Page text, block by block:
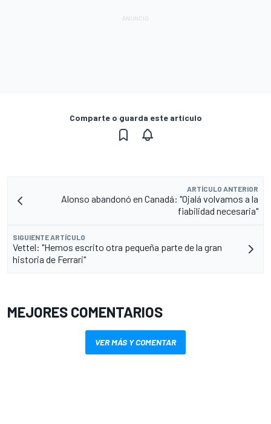
Comparte o guarda este artículo
ARTÍCULO ANTERIOR
Alonso abandonó en Canadá: "Ojalá volvamos a la
fiabilidad necesaria"
SIGUIENTE ARTÍCULO
Vettel: "Hemos escrito otra pequeña parte de la gran
historia de Ferrari"
MEJORES COMENTARIOS
VER MÁS Y COMENTAR